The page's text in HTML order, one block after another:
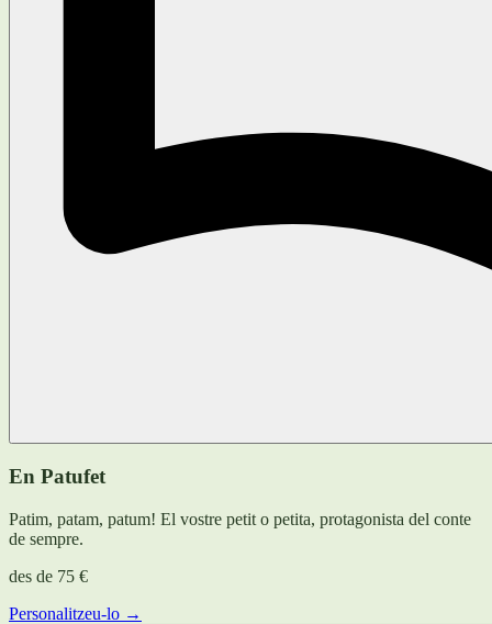
En Patufet
Patim, patam, patum! El vostre petit o petita, protagonista del conte
de sempre.
des de 75 €
Personalitzeu-lo →